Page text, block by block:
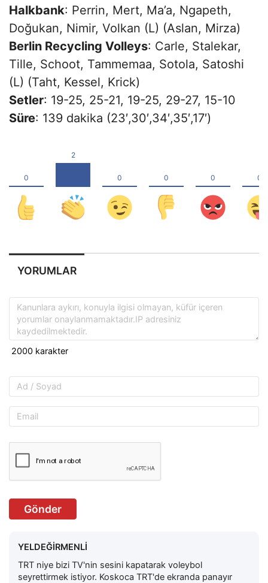
Halkbank: Perrin, Mert, Ma’a, Ngapeth,
Doğukan, Nimir, Volkan (L) (Aslan, Mirza)
Berlin Recycling Volleys: Carle, Stalekar,
Tille, Schoot, Tammemaa, Sotola, Satoshi
(L) (Taht, Kessel, Krick)
Setler: 19-25, 25-21, 19-25, 29-27, 15-10
Süre: 139 dakika (23′,30′,34′,35′,17′)
YORUMLAR
Gönder
YELDEĞİRMENLİ
TRT niye bizi TV'nin sesini kapatarak voleybol
seyrettirmek istiyor. Koskoca TRT'de ekranda panayır